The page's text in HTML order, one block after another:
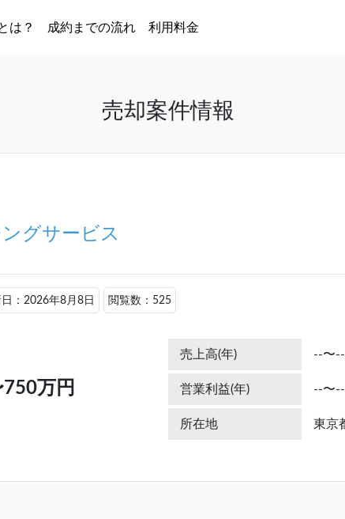
は？ 成約までの流れ 利用料金
売却案件情報
グサービス
：2026年8月8日 閲覧数：525
万円
売上高(年) --〜--
営業利益(年) --〜--
所在地 東京